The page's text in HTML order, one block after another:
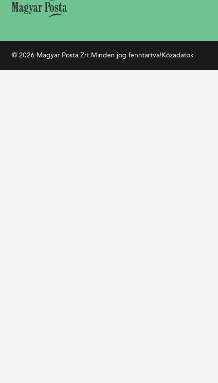
© 2026 Magyar Posta Zrt.Minden jog fenntartva!Közadatok